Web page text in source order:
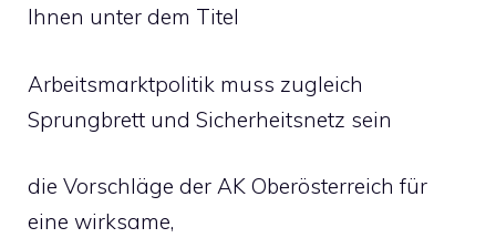
Ihnen unter dem Titel
Arbeitsmarktpolitik muss zugleich
Sprungbrett und Sicherheitsnetz sein
die Vorschläge der AK Oberösterreich für
eine wirksame,